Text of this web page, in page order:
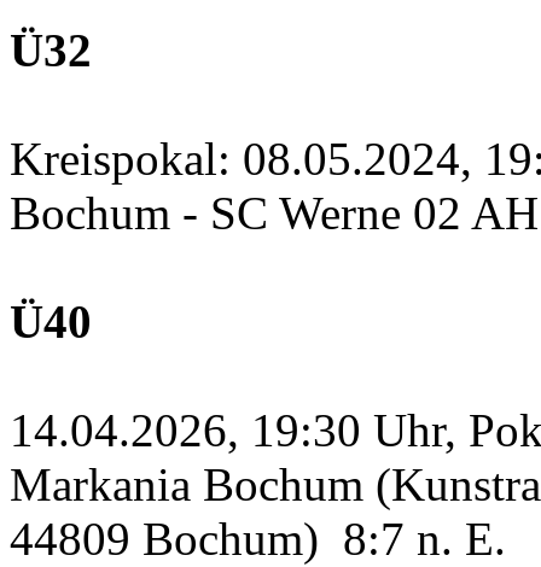
Ü32
Kreispokal: 08.05.2024,
Bochum - SC Werne 02
Ü40
14.04.2026, 19:30 Uhr,
Markania Bochum
44809 Bochum) 8:7 n. E.